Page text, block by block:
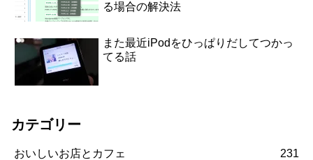
る場合の解決法
また最近iPodをひっぱりだしてつかっ
てる話
カテゴリー
おいしいお店とカフェ 231